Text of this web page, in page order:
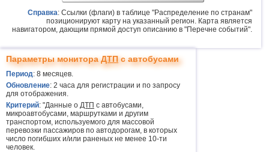
Справка: Ссылки (флаги) в таблице "Распределение по странам"
позиционируют карту на указанный регион. Карта является
навигатором, дающим прямой доступ описанию в "Перечне событий".
Параметры монитораДТПс автобусами
Период: 8 месяцев.
Обновление: 2 часа для регистрации и по запросу
для отображения.
Критерий: "Данные о ДТП с автобусами,
микроавтобусами, маршрутками и другим
транспортом, используемого для массовой
перевозки пассажиров по автодорогам, в которых
число погибших и/или раненых не менее 10-ти
человек.